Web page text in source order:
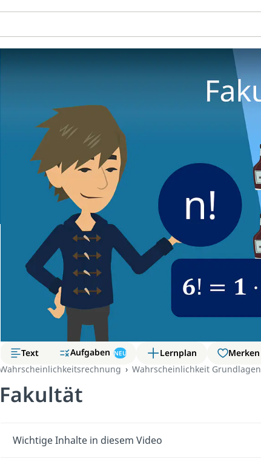
Text Aufgaben NEU Lernplan Merken
Wahrscheinlichkeitsrechnung
Wahrscheinlichkeit Grundlagen
Fakultät
Wichtige Inhalte in diesem Video